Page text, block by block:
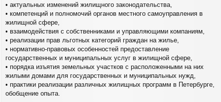
• актуальных изменений жилищного законодательства,
• компетенций и полномочий органов местного самоуправления в
жилищной сфере,
• взаимодействия с собственниками и управляющими компаниям,
• реализации прав льготных категорий граждан на жилье,
• нормативно-правовых особенностей предоставление
государственных и муниципальных услуг в жилищной сфере,
• порядка изъятия земельных участков с расположенными на них
жилыми домами для государственных и муниципальных нужд,
• практики реализации различных жилищных программ в Петербурге,
обобщение опыта.